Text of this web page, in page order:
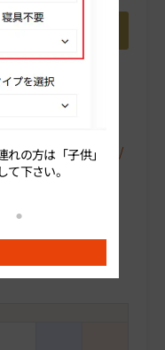
の方は「子供」
下さい。
続いて
だけます。
月〉や〈プラン/人数/
。
変更ください。